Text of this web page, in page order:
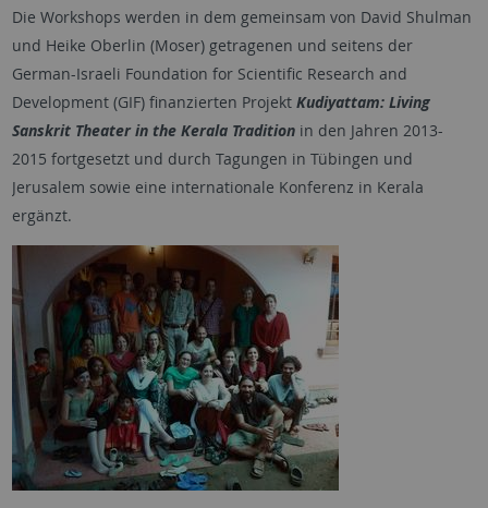
Die Workshops werden in dem gemeinsam von David Shulman
und Heike Oberlin (Moser) getragenen und seitens der
German-Israeli Foundation for Scientific Research and
Development (GIF) finanzierten Projekt Kudiyattam: Living
Sanskrit Theater in the Kerala Tradition in den Jahren 2013-
2015 fortgesetzt und durch Tagungen in Tübingen und
Jerusalem sowie eine internationale Konferenz in Kerala
ergänzt.